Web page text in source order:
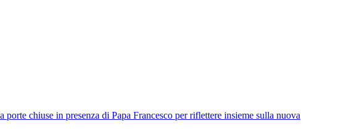
chiuse in presenza di Papa Francesco per riflettere insieme sulla nuova